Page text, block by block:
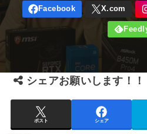
シェアお願いします！！
ポスト シェア